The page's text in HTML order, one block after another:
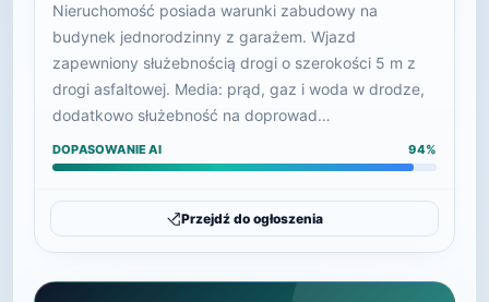
Nieruchomość posiada warunki zabudowy na
budynek jednorodzinny z garażem. Wjazd
zapewniony służebnością drogi o szerokości 5 m z
drogi asfaltowej. Media: prąd, gaz i woda w drodze,
dodatkowo służebność na doprowad…
DOPASOWANIE AI 94%
Przejdź do ogłoszenia